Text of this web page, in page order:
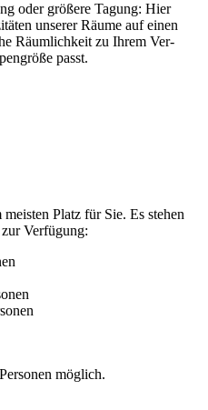
oder größere Tagung: Hier
unserer Räume auf einen
Räumlichkeit zu Ihrem Ver­
passt.
Platz für Sie. Es stehen
Verfügung:
möglich.